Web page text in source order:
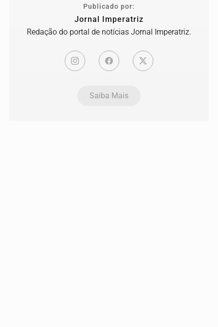
Publicado por:
Jornal Imperatriz
Redação do portal de notícias Jornal Imperatriz.
Saiba Mais